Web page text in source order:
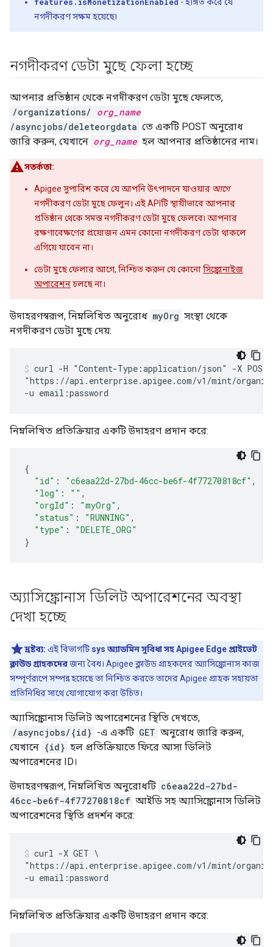
নগদীকরণ সক্ষম হয়েছে৷
নগদীকরণ ডেটা মুছে ফেলা হচ্ছে
আপনার প্রতিষ্ঠান থেকে নগদীকরণ ডেটা মুছে ফেলতে,
/organizations/ org_name
/asyncjobs/deleteorgdata তে একটি POST অনুরোধ
জারি করুন, যেখানে org_name হল আপনার প্রতিষ্ঠানের নাম।
সতর্কতা:
Apigee সুপারিশ করে যে আপনি উৎপাদনে যাওয়ার আগে
নগদীকরণ ডেটা মুছে ফেলুন। এই APIটি স্থায়ীভাবে আপনার
প্রতিষ্ঠান থেকে সমস্ত নগদীকরণ ডেটা মুছে ফেলবে৷ আপনার
রক্ষণাবেক্ষণের প্রয়োজন এমন কোনো নগদীকরণ ডেটা থাকলে
এগিয়ে যাবেন না।
ডেটা মুছে ফেলার আগে, নিশ্চিত করুন যে কোনোসিঙ্ক্রোনাইজ
অপারেশনচলছে না।
উদাহরণস্বরূপ, নিম্নলিখিত অনুরোধ myOrg সংস্থা থেকে
নগদীকরণ ডেটা মুছে দেয়:
curl -H "Content-Type:application/json" -X
"https://api.enterprise.apigee.com/v1/mint/
নিম্নলিখিত প্রতিক্রিয়ার একটি উদাহরণ প্রদান করে:
{
"id" : "c6eaa22d-27bd-46cc-be6f-4f77270818cf" ,
"log" : "" ,
"orgId" : "myOrg" ,
"status" : "RUNNING" ,
"type" :
"DELETE_ORG"
}
অ্যাসিঙ্ক্রোনাস ডিলিট অপারেশনের অবস্থা
দেখা হচ্ছে
দ্রষ্টব্য: এই বিভাগটি sys অ্যাডমিন সুবিধা সহ Apigee Edge প্রাইভেট
ক্লাউড গ্রাহকদেরজন্য বৈধ। Apigee ক্লাউড গ্রাহকদের অ্যাসিঙ্ক্রোনাস কাজ
সম্পূর্ণরূপে সম্পন্ন হয়েছে তা নিশ্চিত করতে তাদের Apigee গ্রাহক সহায়তা
প্রতিনিধির সাথে যোগাযোগ করা উচিত।
অ্যাসিঙ্ক্রোনাস ডিলিট অপারেশনের স্থিতি দেখতে,
/asyncjobs/{id} -এ একটি GET অনুরোধ জারি করুন,
যেখানে {id} হল প্রতিক্রিয়াতে ফিরে আসা ডিলিট
অপারেশনের ID।
উদাহরণস্বরূপ, নিম্নলিখিত অনুরোধটি c6eaa22d-27bd-
46cc-be6f-4f77270818cf আইডি সহ অ্যাসিঙ্ক্রোনাস ডিলিট
অপারেশনের স্থিতি প্রদর্শন করে:
curl -X GET \
"https://api.enterprise.apigee.com/v1/mint/
নিম্নলিখিত প্রতিক্রিয়ার একটি উদাহরণ প্রদান করে: